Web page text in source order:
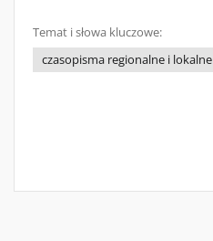
Temat i słowa kluczowe:
czasopisma regionalne i lokalne